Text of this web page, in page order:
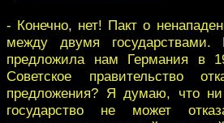
- Конечно, нет! Пакт о
между двумя государствами.
предложила нам Германия в
Советское правительство
предложения? Я думаю, что
государство не может